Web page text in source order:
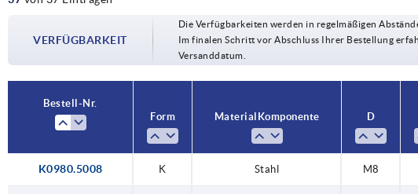
VERFÜGBARKEIT
Die Verfügbarkeiten werden in regelmäßigen
Im finalen Schritt vor Abschluss Ihrer Bestellung
Versanddatum.
Bestell-Nr.
Form
Material Komponente D
K0980.5008 K Stahl M8